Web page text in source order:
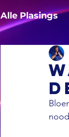
Alle Plasings